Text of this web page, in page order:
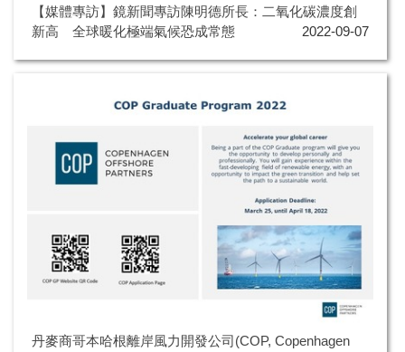
【媒體專訪】鏡新聞專訪陳明德所長：二氧化碳濃度創
新高 全球暖化極端氣候恐成常態
2022-09-07
丹麥商哥本哈根離岸風力開發公司(COP, Copenhagen